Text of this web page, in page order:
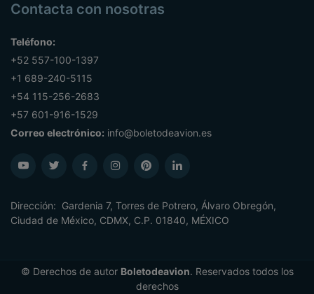
Contacta con nosotras
Teléfono:
+52 557-100-1397
+1 689-240-5115
+54 115-256-2683
+57 601-916-1529
Correo electrónico: info@boletodeavion.es
Dirección: Gardenia 7, Torres de Potrero, Álvaro Obregón,
Ciudad de México, CDMX, C.P. 01840, MÉXICO
© Derechos de autor Boletodeavion. Reservados todos los
derechos